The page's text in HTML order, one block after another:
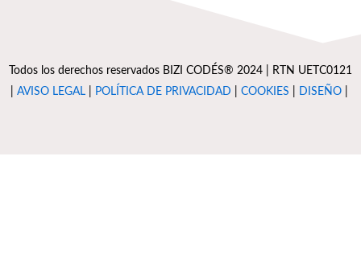
Todos los derechos reservados BIZI CODÉS® 2024 | RTN UETC0121
AVISO LEGAL| POLÍTICA DE PRIVACIDAD COOKIES DISEÑO|